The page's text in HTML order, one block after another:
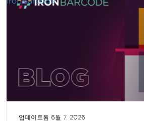
업데이트됨 6월 7, 2026